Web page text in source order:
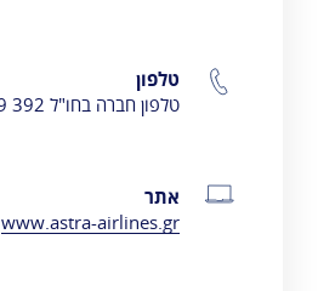
טלפון
טלפון חברה בחו"ל 392 489 2310 30+
אתר
www.astra-airlines.gr